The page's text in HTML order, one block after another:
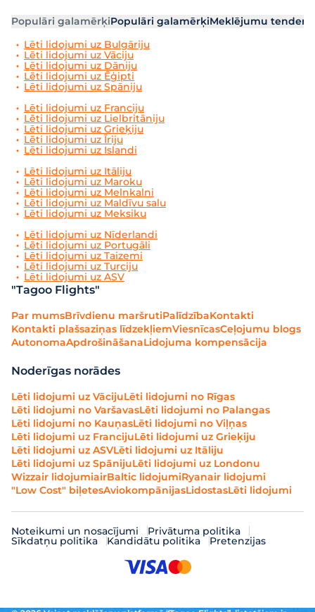
Populāri galamērķiPopulāri galamērķiMeklējumu
Lēti lidojumi uz Bulgāriju
Lēti lidojumi uz Vāciju
Lēti lidojumi uz Dāniju
Lēti lidojumi uz Ēģipti
Lēti lidojumi uz Spāniju
Lēti lidojumi uz Franciju
Lēti lidojumi uz Lielbritāniju
Lēti lidojumi uz Grieķiju
Lēti lidojumi uz Īriju
Lēti lidojumi uz Islandi
Lēti lidojumi uz Itāliju
Lēti lidojumi uz Maroku
Lēti lidojumi uz Melnkalni
Lēti lidojumi uz Maldīvu salu
Lēti lidojumi uz Meksiku
Lēti lidojumi uz Nīderlandi
Lēti lidojumi uz Portugāli
Lēti lidojumi uz Taizemi
Lēti lidojumi uz Turciju
Lēti lidojumi uz ASV
"Tagoo Flights"
Par mumsBrīvdienu maršrutiPalīdzībaKontakti
Kontakti plašsaziņas līdzekļiemViesnīcasCeļojumu blogs
AutonomaApdrošināšanaLidojuma kompensācija
Noderīgas norādes
Lēti lidojumi uz VācijuLēti lidojumi no Rīgas
Lēti lidojumi no VaršavasLēti lidojumi no Palangas
Lēti lidojumi no KauņasLēti lidojumi no Viļņas
Lēti lidojumi uz FrancijuLēti lidojumi uz Grieķiju
Lēti lidojumi uz ASVLēti lidojumi uz Itāliju
Lēti lidojumi uz SpānijuLēti lidojumi uz Londonu
Wizzair lidojumiairBaltic lidojumiRyanair lidojumi
"Low Cost" biļetesAviokompānijasLidostasLēti lidojumi
Noteikumi un nosacījumi Privātuma politika
Sīkdatņu politika Kandidātu politika Pretenzijas